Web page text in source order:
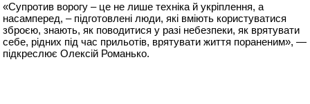
«Супротив ворогу – це не лише техніка й укріплення, а
насамперед, – підготовлені люди, які вміють користуватися
зброєю, знають, як поводитися у разі небезпеки, як врятувати
себе, рідних під час прильотів, врятувати життя пораненим», —
підкреслює Олексій Романько.